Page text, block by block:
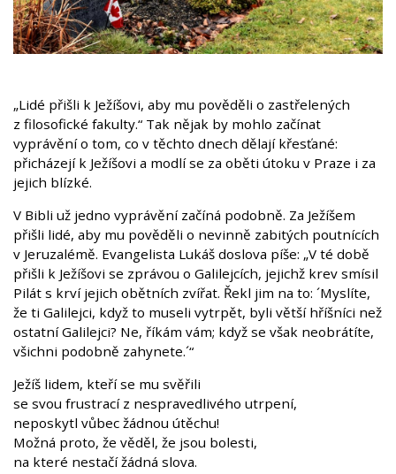
„Lidé přišli k Ježíšovi, aby mu pověděli o zastřelených
z filosofické fakulty.“ Tak nějak by mohlo začínat
vyprávění o tom, co v těchto dnech dělají křesťané:
přicházejí k Ježíšovi a modlí se za oběti útoku v Praze i za
jejich blízké.
V Bibli už jedno vyprávění začíná podobně. Za Ježíšem
přišli lidé, aby mu pověděli o nevinně zabitých poutnících
v Jeruzalémě. Evangelista Lukáš doslova píše: „V té době
přišli k Ježíšovi se zprávou o Galilejcích, jejichž krev smísil
Pilát s krví jejich obětních zvířat. Řekl jim na to: ´Myslíte,
že ti Galilejci, když to museli vytrpět, byli větší hříšníci než
ostatní Galilejci? Ne, říkám vám; když se však neobrátíte,
všichni podobně zahynete.´“
Ježíš lidem, kteří se mu svěřili
se svou frustrací z nespravedlivého utrpení,
neposkytl vůbec žádnou útěchu!
Možná proto, že věděl, že jsou bolesti,
na které nestačí žádná slova.